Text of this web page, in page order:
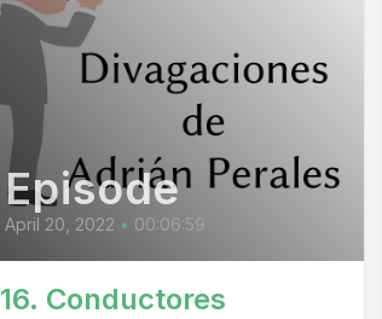
Episode
April 20, 2022 • 00:06:59
16. Conductores